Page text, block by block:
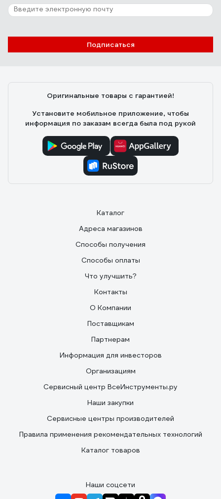
142 отзыва
Подписаться
Оригинальные товары с гарантией!
Установите мобильное приложение, чтобы
информация по заказам всегда была под рукой
Каталог
Адреса магазинов
Способы получения
Способы оплаты
Что улучшить?
Контакты
О Компании
Поставщикам
Партнерам
Информация для инвесторов
Организациям
Сервисный центр ВсеИнструменты.ру
Наши закупки
Сервисные центры производителей
Правила применения рекомендательных технологий
Каталог товаров
Наши соцсети